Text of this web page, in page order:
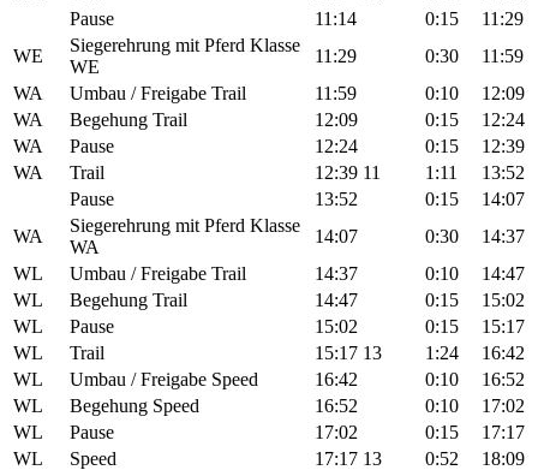
Pause
11:14 0:15
11:29
WE
Siegerehrung mit Pferd Klasse
WE
11:29 0:30
11:59
WA
Umbau / Freigabe Trail 11:59 0:10
12:09
WA
Begehung Trail 12:09 0:15
12:24
WA
Pause 12:24 0:15
12:39
WA
Trail 12:39 11 1:11
13:52
Pause
13:52 0:15
14:07
WA
Siegerehrung mit Pferd Klasse
WA
14:07 0:30
14:37
WL
Umbau / Freigabe Trail 14:37 0:10
14:47
WL
Begehung Trail 14:47 0:15
15:02
WL
Pause 15:02 0:15
15:17
WL
Trail 15:17 13 1:24
16:42
WL
Umbau / Freigabe Speed 16:42 0:10
16:52
WL
Begehung Speed 16:52 0:10
17:02
WL
Pause 17:02 0:15
17:17
WL
Speed 17:17 13 0:52
18:09